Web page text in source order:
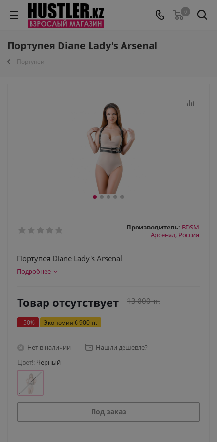
0
Портупея Diane Lady's Arsenal
Портупеи
Производитель: BDSM
Арсенал, Россия
Портупея Diane Lady's Arsenal
Подробнее
Товар отсутствует 13 800тг.
-50% Экономия 6 900тг.
Нет в наличии
Нашли дешевле?
Цвет!: Черный
Под заказ